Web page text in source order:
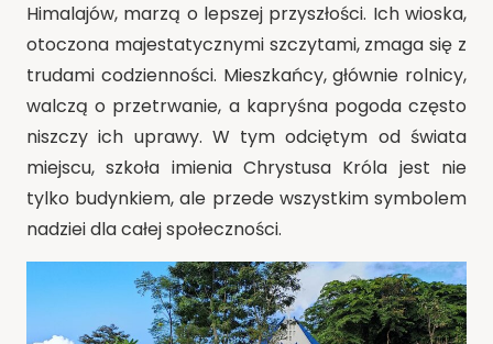
Himalajów, marzą o lepszej przyszłości. Ich wioska,
otoczona majestatycznymi szczytami, zmaga się z
trudami codzienności. Mieszkańcy, głównie rolnicy,
walczą o przetrwanie, a kapryśna pogoda często
niszczy ich uprawy. W tym odciętym od świata
miejscu, szkoła imienia Chrystusa Króla jest nie
tylko budynkiem, ale przede wszystkim symbolem
nadziei dla całej społeczności.